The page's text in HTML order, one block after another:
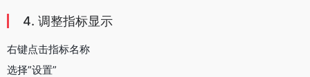
4. 调整指标显示
右键点击指标名称
选择”设置”